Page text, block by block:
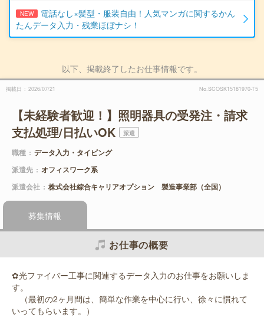
NEW
電話なし×髪型・服装自由！人気マンガに関するかん
たんデータ入力・残業ほぼナシ！
以下、掲載終了したお仕事情報です。
掲載日 2026/07/21 No.SCOSK15181970-T5
【未経験者歓迎！】照明器具の受発注・請求
支払処理/日払いOK
派遣
職種
データ入力・タイピング
派遣先
オフィスワーク系
派遣会社
株式会社綜合キャリアオプション 製造事業部（全国）
募集情報
お仕事の概要
✿光ファイバー工事に関連するデータ入力のお仕事をお願いしま
す。
（最初の2ヶ月間は、簡単な作業を中心に行い、徐々に慣れて
いってもらいます。）